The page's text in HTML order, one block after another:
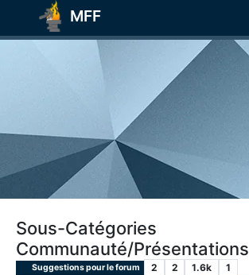
MFF
Sous-Catégories
Communauté/Présentations
Suggestions pour le forum 2 2 1.6k
1